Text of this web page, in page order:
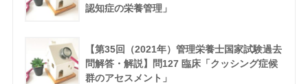
認知症の栄養管理」
【第35回（2021年）管理栄養士国家試験過去
問解答・解説】問127 臨床「クッシング症候
群のアセスメント」